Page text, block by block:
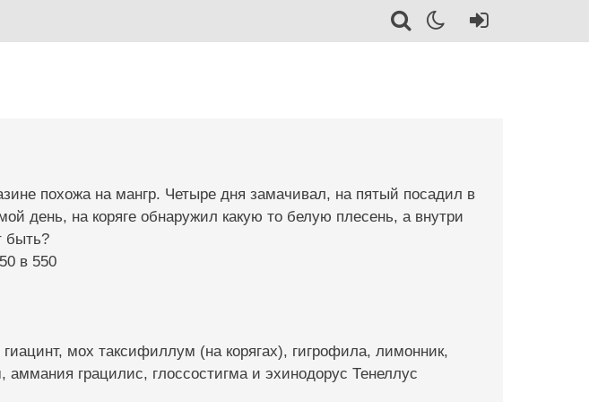
похожа на мангр. Четыре дня замачивал, на пятый посадил в
день, на коряге обнаружил какую то белую плесень, а внутри
быть?
в 550
мох таксифиллум (на корягах), гигрофила, лимонник,
грацилис, глоссостигма и эхинодорус Тенеллус